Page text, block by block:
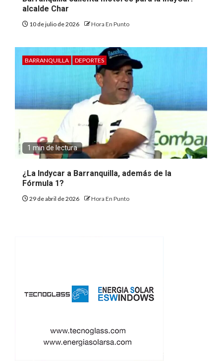
alcalde Char
10 de julio de 2026 Hora En Punto
BARRANQUILLA DEPORTES
1 min de lectura
¿La Indycar a Barranquilla, además de la
Fórmula 1?
29 de abril de 2026 Hora En Punto